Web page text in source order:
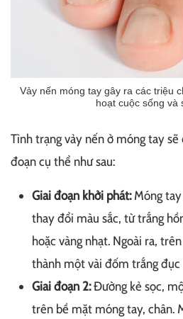
Vảy nến móng tay gây ra các triệu
hoạt cuộc sống và
Tình trạng vảy nến ở móng tay
đoạn cụ thể như sau:
Giai đoạn khởi phát:Móng tay
thay đổi màu sắc, từ trắng
hoặc vàng nhạt. Ngoài ra,
thành một vài đốm trắng đục
Giai đoạn 2:Đường kẻ sọc,
trên bề mặt móng tay, chân.